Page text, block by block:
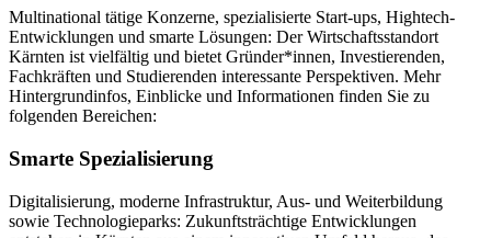
Multinational tätige Konzerne, spezialisierte Start-ups, Hightech-
Entwicklungen und smarte Lösungen: Der Wirtschaftsstandort
Kärnten ist vielfältig und bietet Gründer*innen, Investierenden,
Fachkräften und Studierenden interessante Perspektiven. Mehr
Hintergrundinfos, Einblicke und Informationen finden Sie zu
folgenden Bereichen:
Smarte Spezialisierung
Digitalisierung, moderne Infrastruktur, Aus- und Weiterbildung
sowie Technologieparks: Zukunftsträchtige Entwicklungen